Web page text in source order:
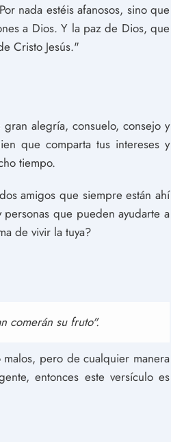
nada estéis afanosos, sino que
a Dios. Y la paz de Dios, que
Cristo Jesús."
alegría, consuelo, consejo y
que comparta tus intereses y
tiempo.
amigos que siempre están ahí
que pueden ayudarte a
de vivir la tuya?
comerán su fruto".
pero de cualquier manera
entonces este versículo es